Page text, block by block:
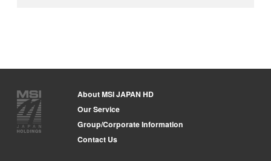
About MSI JAPAN HD
Our Service
Group/Corporate Information
Contact Us